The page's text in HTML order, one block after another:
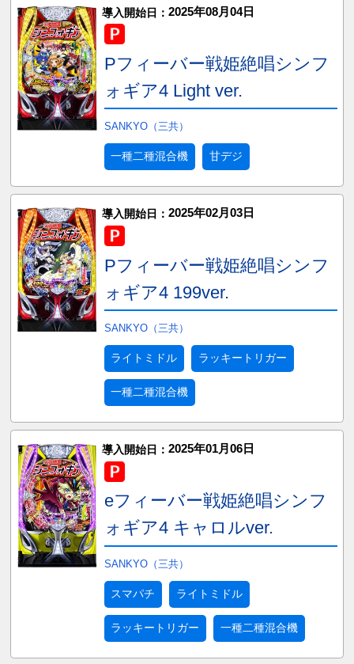
導入開始日： 2025年08月04日
Pフィーバー戦姫絶唱シンフ
ォギア4 Light ver.
SANKYO（三共）
一種二種混合機 甘デジ
導入開始日： 2025年02月03日
Pフィーバー戦姫絶唱シンフ
ォギア4 199ver.
SANKYO（三共）
ライトミドル ラッキートリガー
一種二種混合機
導入開始日： 2025年01月06日
eフィーバー戦姫絶唱シンフ
ォギア4 キャロルver.
SANKYO（三共）
スマパチ ライトミドル
ラッキートリガー 一種二種混合機